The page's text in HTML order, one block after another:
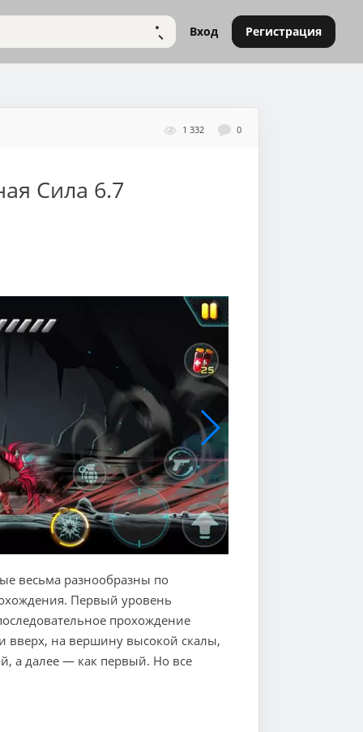
НАЙТИВход Регистрация
1 332 0
Сила 6.7
весьма разнообразны по
Первый уровень
прохождение
вверх, на вершину высокой скалы,
а далее — как первый. Но все